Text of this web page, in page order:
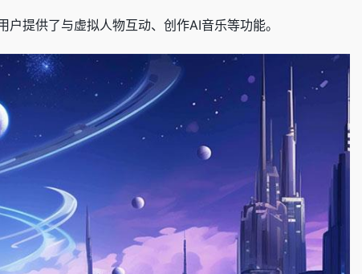
提供了与虚拟人物互动、创作AI音乐等功能。